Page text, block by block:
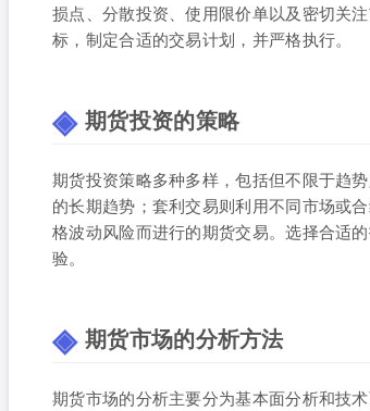
损点、分散投资、使用限价单以及密切关
标，制定合适的交易计划，并严格执行。
期货投资的策略
期货投资策略多种多样，包括但不限于趋
的长期趋势；套利交易则利用不同市场或
格波动风险而进行的期货交易。选择合适
验。
期货市场的分析方法
期货市场的分析主要分为基本面分析和技